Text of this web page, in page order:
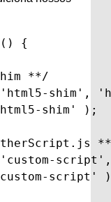
{
**/
shim',
shim' );
script'